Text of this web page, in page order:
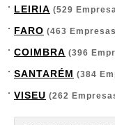
LEIRIA (529
FARO (463
COIMBRA (396
SANTARÉM (384
VISEU (262